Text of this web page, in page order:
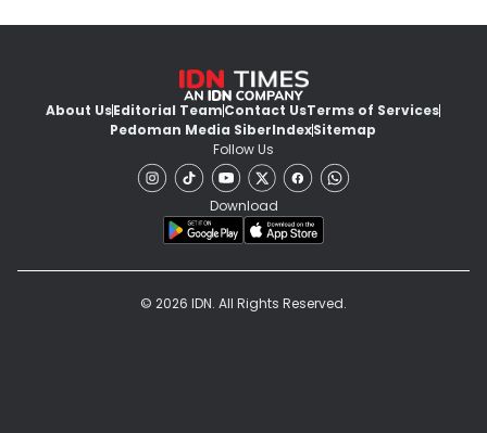
About UsEditorial TeamContact UsTerms of Services
Pedoman Media SiberIndexSitemap
Follow Us
Download
© 2026 IDN. All Rights Reserved.